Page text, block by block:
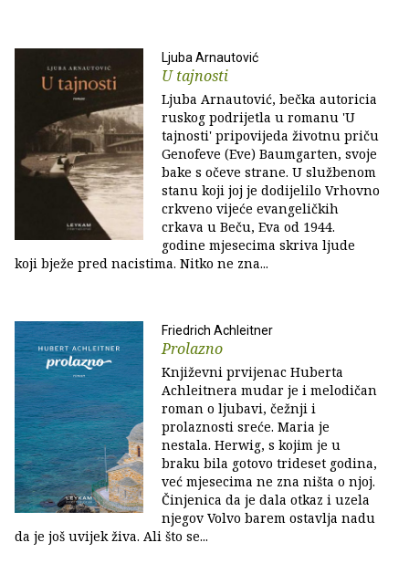
Ljuba Arnautović
U tajnosti
Ljuba Arnautović, bečka autoricia
ruskog podrijetla u romanu 'U
tajnosti' pripovijeda životnu priču
Genofeve (Eve) Baumgarten, svoje
bake s očeve strane. U službenom
stanu koji joj je dodijelilo Vrhovno
crkveno vijeće evangeličkih
crkava u Beču, Eva od 1944.
godine mjesecima skriva ljude
koji bježe pred nacistima. Nitko ne zna...
Friedrich Achleitner
Prolazno
Književni prvijenac Huberta
Achleitnera mudar je i melodičan
roman o ljubavi, čežnji i
prolaznosti sreće. Maria je
nestala. Herwig, s kojim je u
braku bila gotovo trideset godina,
već mjesecima ne zna ništa o njoj.
Činjenica da je dala otkaz i uzela
njegov Volvo barem ostavlja nadu
da je još uvijek živa. Ali što se...